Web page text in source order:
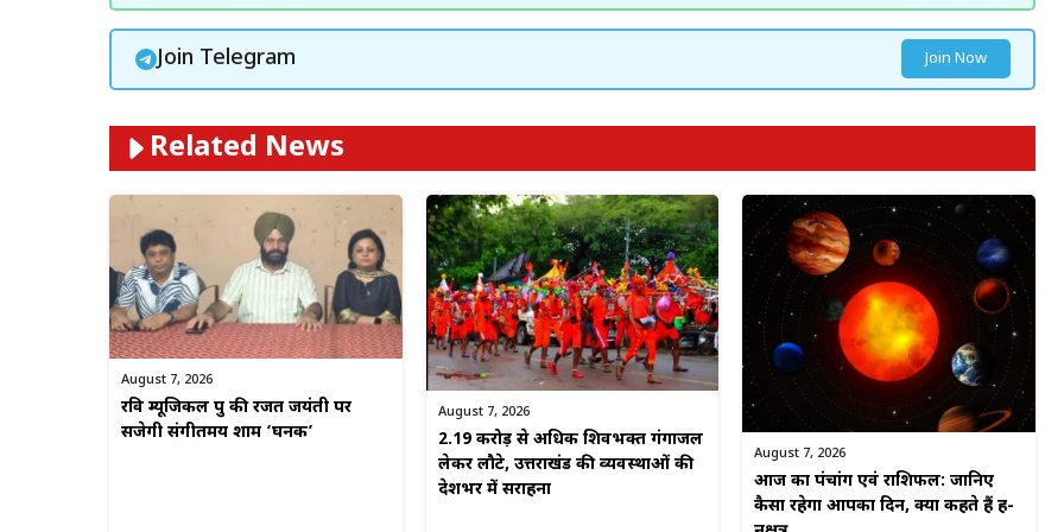
Join Telegram Join Now
Related News
August 7, 2026
रवि म्यूजिकल ग्रुप की रजत जयंती पर
सजेगी संगीतमय शाम ‘घनक’
August 7, 2026
2.19 करोड़ से अधिक शिवभक्त गंगाजल
लेकर लौटे, उत्तराखंड की व्यवस्थाओं की
देशभर में सराहना
August 7, 2026
आज का पंचांग एवं राशिफल: जानिए
कैसा रहेगा आपका दिन, क्या कहते हैं ग्रह-